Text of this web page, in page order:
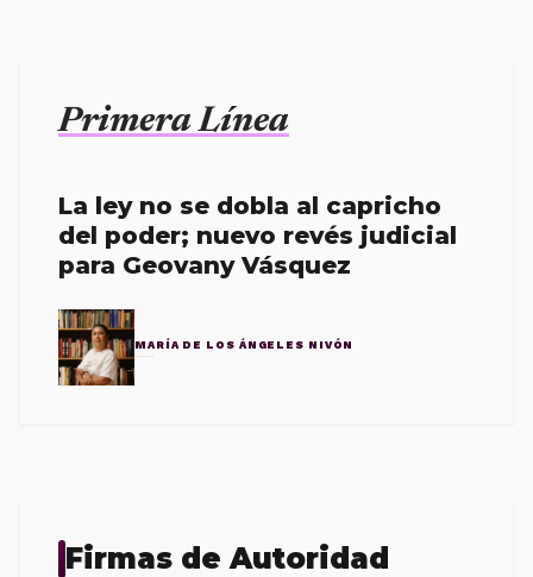
Primera Línea
La ley no se dobla al capricho
del poder; nuevo revés judicial
para Geovany Vásquez
MARÍA DE LOS ÁNGELES NIVÓN
Firmas de Autoridad